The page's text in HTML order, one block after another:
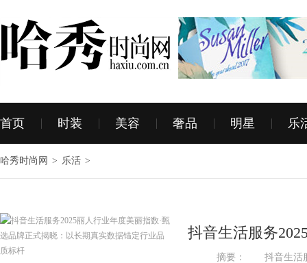
首页 时装 美容 奢品 明星 乐
哈秀时尚网 > 乐活 >
抖音生活服务
式揭晓：以长期
摘要： 抖音生活服务